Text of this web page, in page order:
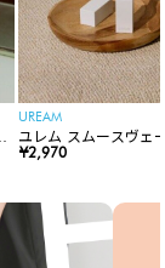
UREAM
ユレム スムースヴェ
ップスティック
¥2,970